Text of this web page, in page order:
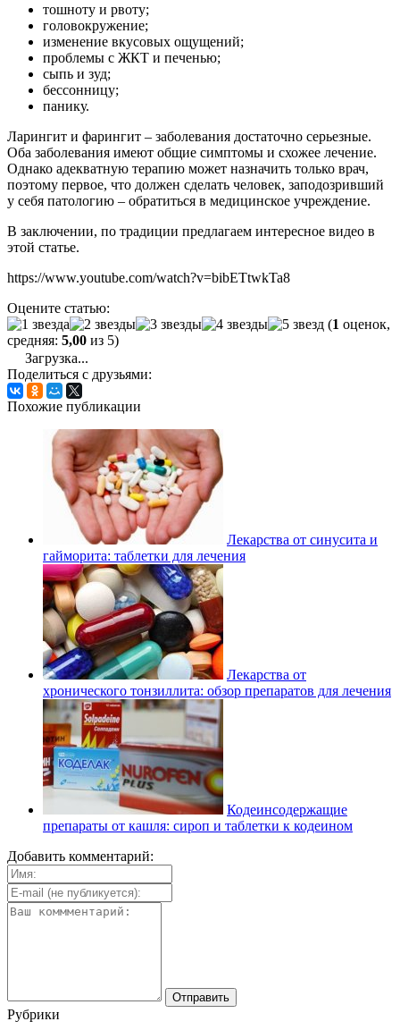
тошноту и рвоту;
головокружение;
изменение вкусовых ощущений;
проблемы с ЖКТ и печенью;
сыпь и зуд;
бессонницу;
панику.
Ларингит и фарингит – заболевания достаточно серьезные.
Оба заболевания имеют общие симптомы и схожее лечение.
Однако адекватную терапию может назначить только врач,
поэтому первое, что должен сделать человек, заподозривший
у себя патологию – обратиться в медицинское учреждение.
В заключении, по традиции предлагаем интересное видео в
этой статье.
https://www.youtube.com/watch?v=bibETtwkTa8
Оцените статью:
(1 оценок,
средняя: 5,00 из 5)
Загрузка...
Поделиться с друзьями:
Похожие публикации
Лекарства от синусита и
гайморита: таблетки для лечения
Лекарства от
хронического тонзиллита: обзор препаратов для лечения
Кодеинсодержащие
препараты от кашля: сироп и таблетки к кодеином
Добавить комментарий:
Рубрики